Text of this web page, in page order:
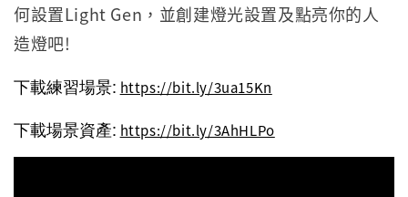
何設置Light Gen，並創建燈光設置及點亮你的人
造燈吧!
下載練習場景: https://bit.ly/3ua15Kn
下載場景資產: https://bit.ly/3AhHLPo